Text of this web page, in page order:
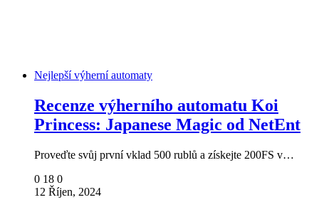
Nejlepší výherní automaty
Recenze výherního automatu Koi
Princess: Japanese Magic od NetEnt
Proveďte svůj první vklad 500 rublů a získejte 200FS v…
0 18 0
12 Říjen, 2024